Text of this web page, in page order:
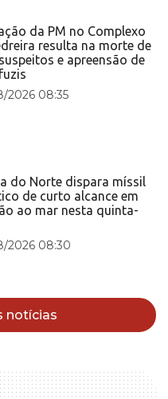
da PM no Complexo
resulta na morte de
e apreensão de
2026 08:35
do Norte dispara míssil
de curto alcance em
ao mar nesta quinta-
2026 08:30
notícias